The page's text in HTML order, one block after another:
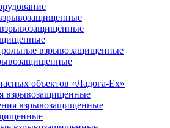
взрывозащищенные
объектов «Ладога-Ex»
взрывозащищенные
взрывозащищенные